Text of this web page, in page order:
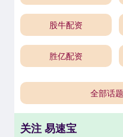
股牛配资
胜亿配资
全部话
关注 易速宝